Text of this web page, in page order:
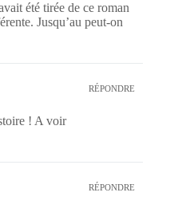
été tirée de ce roman
Jusqu’au peut-on
RÉPONDRE
! A voir
RÉPONDRE